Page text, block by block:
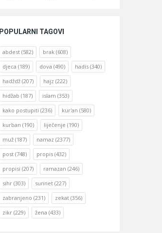
POPULARNI TAGOVI
abdest (582) brak (608)
djeca (189) dova (490) hadis (340)
hadždž (207) hajz (222)
hidžab (187) islam (353)
kako postupiti (236) kur'an (580)
kurban (190) liječenje (190)
muž (187) namaz (2377)
post (748) propis (432)
propisi (207) ramazan (246)
sihr (303) sunnet (227)
zabranjeno (231) zekat (356)
zikr (229) žena (433)